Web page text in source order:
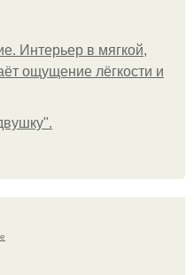
Интерьер в мягкой,
ощущение лёгкости и